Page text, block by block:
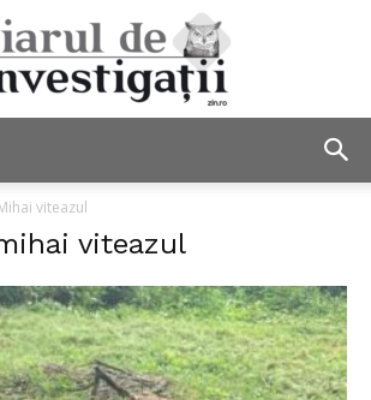
Investigații
viteazul
viteazul